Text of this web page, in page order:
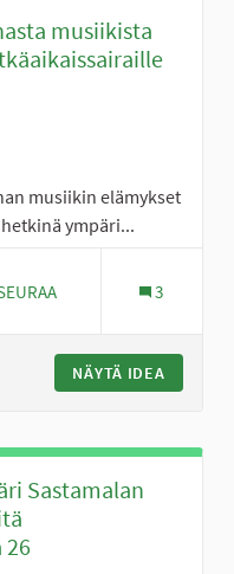
musiikista
musiikin elämykset
ympäri...
SEURAAJAA 3
NÄYTÄ IDEA
Sastamalan